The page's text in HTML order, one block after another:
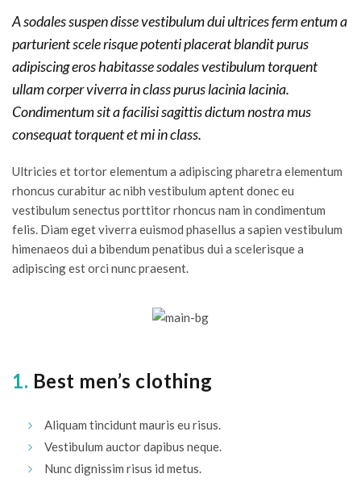
A sodales suspen disse vestibulum dui ultrices ferm entum a
parturient scele risque potenti placerat blandit purus
adipiscing eros habitasse sodales vestibulum torquent
ullam corper viverra in class purus lacinia lacinia.
Condimentum sit a facilisi sagittis dictum nostra mus
consequat torquent et mi in class.
Ultricies et tortor elementum a adipiscing pharetra elementum
rhoncus curabitur ac nibh vestibulum aptent donec eu
vestibulum senectus porttitor rhoncus nam in condimentum
felis. Diam eget viverra euismod phasellus a sapien vestibulum
himenaeos dui a bibendum penatibus dui a scelerisque a
adipiscing est orci nunc praesent.
1. Best men’s clothing
Aliquam tincidunt mauris eu risus.
Vestibulum auctor dapibus neque.
Nunc dignissim risus id metus.